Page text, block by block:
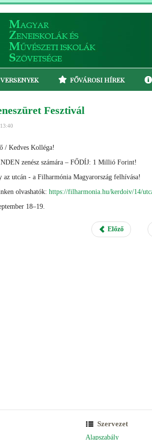
VERSENYEK FŐVÁROSI HÍREK
Fesztivál
/ Kedves Kolléga!
zenész számára – FŐDÍJ: 1 Millió Forint!
az utcán - a Filharmónia Magyarország felhívása!
olvashatók: https://filharmonia.hu/kerdoiv/14/
18–19.
Előző
Szervezet
Alapszabály